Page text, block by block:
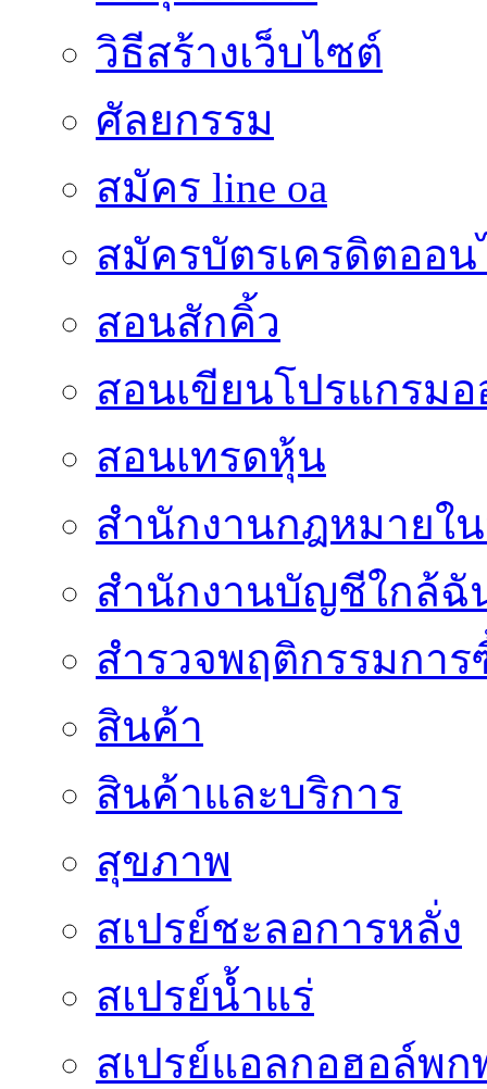
วิธีสร้างเว็บไซต์
ศัลยกรรม
สมัคร line oa
สมัครบัตรเครดิตออ
สอนสักคิ้ว
สอนเขียนโปรแกรม
สอนเทรดหุ้น
สำนักงานกฎหมายใ
สำนักงานบัญชีใกล้ฉั
สำรวจพฤติกรรมการ
สินค้า
สินค้าและบริการ
สุขภาพ
สเปรย์ชะลอการหลั่ง
สเปรย์น้ำแร่
สเปรย์แอลกอฮอล์พก